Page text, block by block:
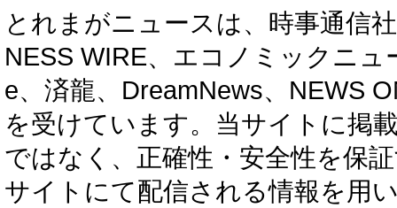
とれまがニュースは、時事通信
NESS WIRE、エコノミックニ
e、済龍、DreamNews、NEWS
を受けています。当サイトに掲
ではなく、正確性・安全性を保
サイトにて配信される情報を用